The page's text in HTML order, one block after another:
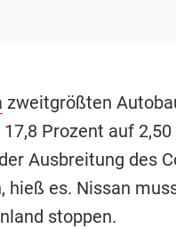
zweitgrößten
Prozent auf 2,50
Ausbreitung des
hieß es. Nissan
stoppen.